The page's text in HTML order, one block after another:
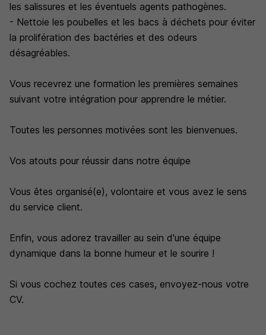
les salissures et les éventuels agents pathogènes.
- Nettoie les poubelles et les bacs à déchets pour éviter
la prolifération des bactéries et des odeurs
désagréables.
Vous recevrez une formation les premières semaines
suivant votre intégration pour apprendre le métier.
Toutes les personnes motivées sont les bienvenues.
Vos atouts pour réussir dans notre équipe
Vous êtes organisé(e), volontaire et vous avez le sens
du service client.
Enfin, vous adorez travailler au sein d'une équipe
dynamique dans la bonne humeur et le sourire !
Si vous cochez toutes ces cases, envoyez-nous votre
CV.